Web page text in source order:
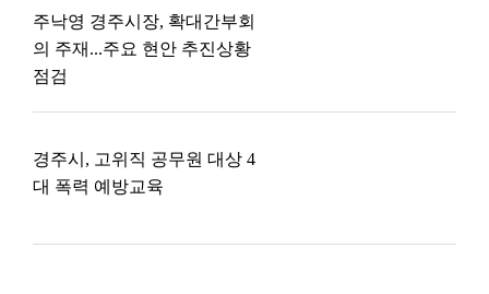
주낙영 경주시장, 확대간부회
의 주재...주요 현안 추진상황
점검
경주시, 고위직 공무원 대상 4
대 폭력 예방교육